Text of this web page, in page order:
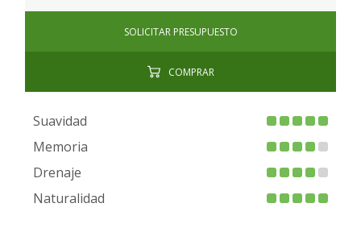
SOLICITAR PRESUPUESTO
COMPRAR
Suavidad
Memoria
Drenaje
Naturalidad